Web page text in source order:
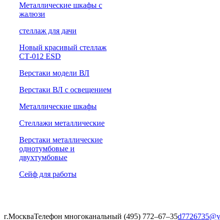
Металлические шкафы с
жалюзи
cтеллаж для дачи
Новый красивый стеллаж
СТ-012 ESD
Верстаки модели ВЛ
Верстаки ВЛ с освещением
Металлические шкафы
Стеллажи металлические
Верстаки металлические
однотумбовые и
двухтумбовые
Сейф для работы
г.МоскваТелефон многоканальный (495) 772‒67‒35